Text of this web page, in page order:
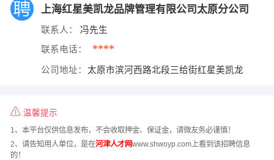
上海红星美凯龙品牌管理有限公司太原分公司
联系人： 冯先生
联系电话： ****
公司地址： 太原市滨河西路北段三给街红星美凯龙
温馨提示
1、本平台仅供信息发布，不会收取押金、保证金，请微友务必谨慎！
2、请告知用人单位，是在河津人才网www.shwoyp.com上看到该招聘信息
的！